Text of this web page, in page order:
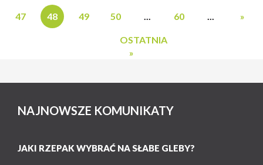
47 48 49 50 ... 60 ... »
OSTATNIA
»
NAJNOWSZE KOMUNIKATY
JAKI RZEPAK WYBRAĆ NA SŁABE GLEBY?